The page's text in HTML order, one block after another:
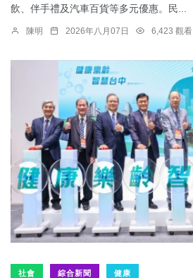
飲、伴手禮及汽車百貨等多元優惠。民...
陳明 2026年八月07日 6,423 觀看
社會 綜合新聞 健康